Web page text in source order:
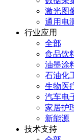
激光图
通用电
行业应用
全部
食品饮
油墨涂
石油化
生物医
汽车电
家居护
新能源
技术支持